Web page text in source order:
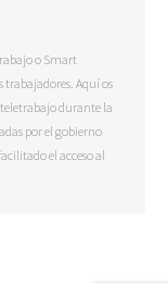
o Smart
Aquí os
durante la
por el gobierno
el acceso al